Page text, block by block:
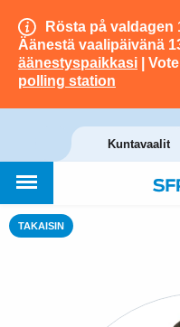
Rösta på valdagen
Äänestä vaalipäivänä
äänestyspaikkasi |
polling station
Kuntavaalit
TAKAISIN